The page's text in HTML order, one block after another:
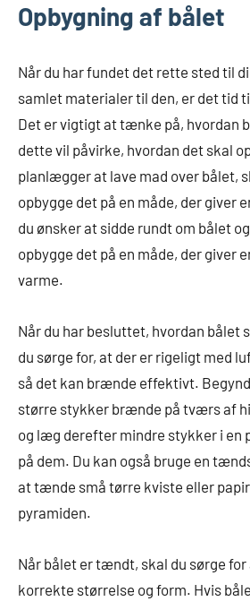
Opbygning af bålet
Når du har fundet det rette sted til
samlet materialer til den, er det tid
Det er vigtigt at tænke på, hvordan
dette vil påvirke, hvordan det skal
planlægger at lave mad over bålet,
opbygge det på en måde, der giver
du ønsker at sidde rundt om bålet
opbygge det på en måde, der giver
varme.
Når du har besluttet, hvordan bålet
du sørge for, at der er rigeligt med
så det kan brænde effektivt.
større stykker brænde på tværs af
og læg derefter mindre stykker i en
på dem. Du kan også bruge en
at tænde små tørre kviste eller
pyramiden.
Når bålet er tændt, skal du sørge
korrekte størrelse og form. Hvis